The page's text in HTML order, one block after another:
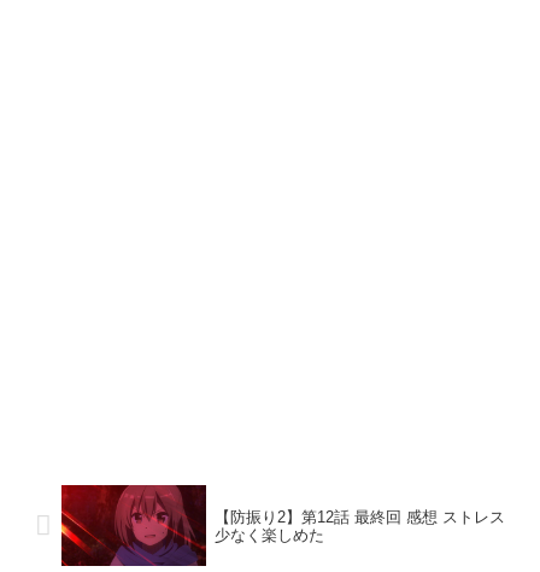
【防振り2】第12話 最終回 感想 ストレス
少なく楽しめた